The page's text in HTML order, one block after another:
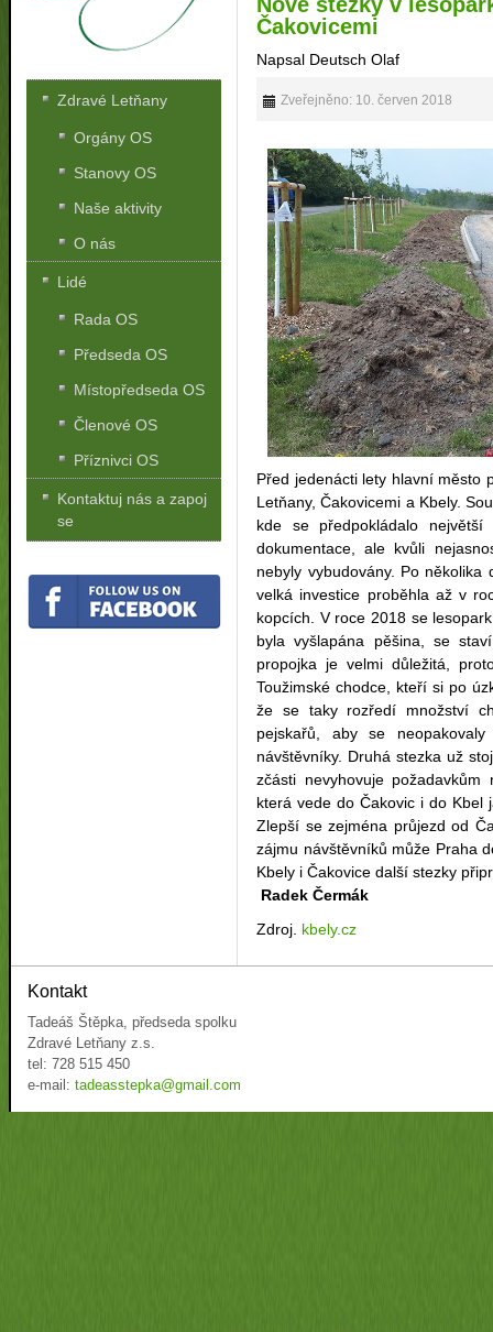
Čakovicemi
Napsal Deutsch Olaf
Zveřejněno: 10. červen 2018
Před jedenácti lety hlavní město
Letňany, Čakovicemi a Kbely.
kde se předpokládalo
dokumentace, ale kvůli
nebyly vybudovány. Po
velká investice proběhla až v
kopcích. V roce 2018 se
byla vyšlapána pěšina, se
propojka je velmi důležitá,
Toužimské chodce, kteří si po
že se taky rozředí množství
pejskařů, aby se
návštěvníky. Druhá stezka už
zčásti nevyhovuje
která vede do Čakovic i do Kbel
Zlepší se zejména průjezd od
zájmu návštěvníků může Praha
Kbely i Čakovice další stezky
Radek Čermák
Zdroj. kbely.cz
Zdravé Letňany
Orgány OS
Stanovy OS
Naše aktivity
O nás
Lidé
Rada OS
Předseda OS
Místopředseda OS
Členové OS
Příznivci OS
Kontaktuj nás a zapoj
se
Kontakt
Tadeáš Štěpka, předseda spolku
Zdravé Letňany z.s.
tel: 728 515 450
e-mail: tadeasstepka@gmail.com